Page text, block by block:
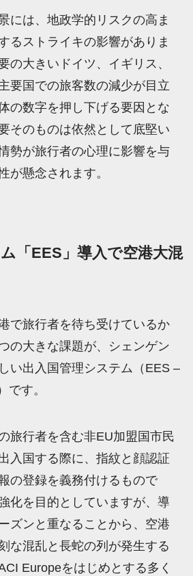
には、地政学的リスクの高ま
るストライキの影響がありま
の大きいドイツ、イギリス、
要国での旅客数の減少が目立
の数字を押し下げる要因とな
そのものは依然として底堅い
勢が旅行者の心理に影響を与
が懸念されます。
「EES」導入で空港大混
で旅行者を待ち受けているか
の大きな課題が、シェンゲン
い出入国管理システム（EES –
です。
旅行者を含む非EU加盟国市民
入国する際に、指紋と顔認証
の登録を義務付けるもので
化を目的としていますが、導
ズンと重なることから、空港
な混乱と長蛇の列が発生する
Europeをはじめとする多く